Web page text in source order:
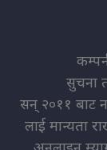
सुचना
सन् २०११ बाट
लाई मान्यता